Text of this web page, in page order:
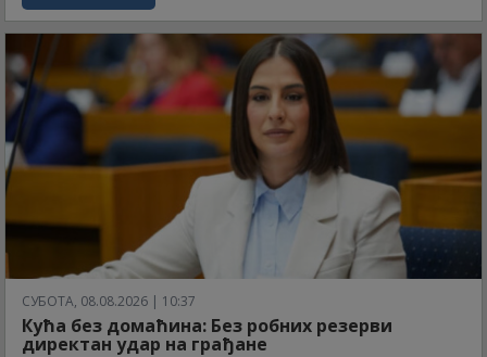
СУБОТА, 08.08.2026 | 10:37
Кућа без домаћина: Без робних резерви
директан удар на грађане